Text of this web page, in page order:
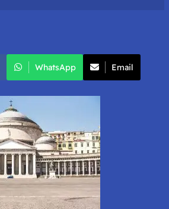
WhatsApp Email